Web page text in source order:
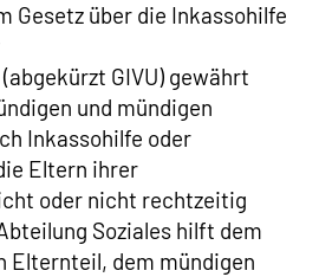
Gesetz über die Inkassohilfe
GIVU) gewährt
und mündigen
Inkassohilfe oder
Eltern ihrer
oder nicht rechtzeitig
Soziales hilft dem
Elternteil, dem mündigen